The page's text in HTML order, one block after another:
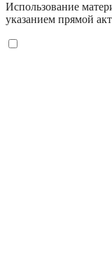
Использование
указанием прямой